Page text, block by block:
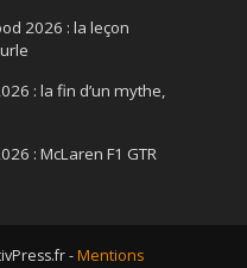
2026 : la leçon
: la fin d’un mythe,
: McLaren F1 GTR
-Mentions